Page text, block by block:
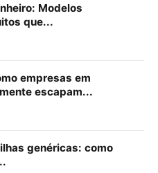
Modelos
que...
empresas em
escapam...
genéricas: como